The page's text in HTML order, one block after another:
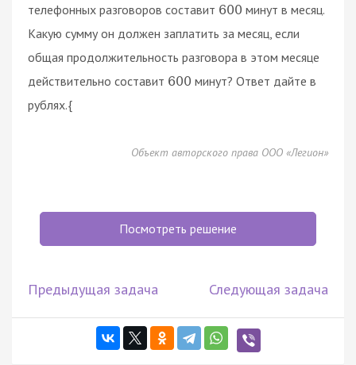
телефонных разговоров составит 600 минут в месяц.
Какую сумму он должен заплатить за месяц, если
общая продолжительность разговора в этом месяце
действительно составит 600 минут? Ответ дайте в
рублях.{
Объект авторского права ООО «Легион»
Посмотреть решение
Предыдущая задача Следующая задача